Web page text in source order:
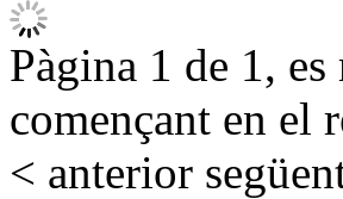
Pàgina 1 de 1,
començant en el
< anterior